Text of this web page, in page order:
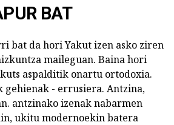
BAT
bat da hori Yakut izen asko ziren
maileguan. Baina hori
aspalditik onartu ortodoxia.
gehienak - errusiera. Antzina,
antzinako izenak nabarmen
ukitu modernoekin batera